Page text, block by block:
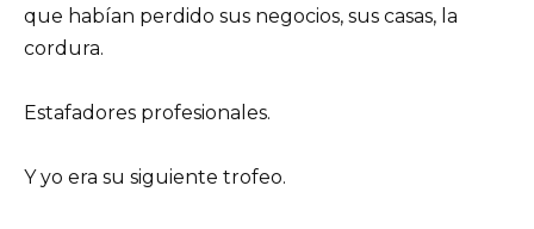
que habían perdido sus negocios, sus casas, la
cordura.
Estafadores profesionales.
Y yo era su siguiente trofeo.